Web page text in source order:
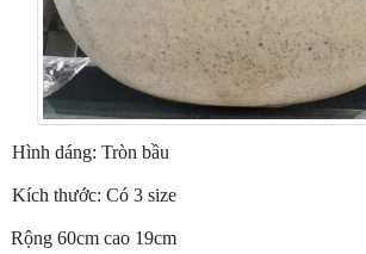
Hình dáng: Tròn bầu
Kích thước: Có 3 size
Rộng 60cm cao 19cm